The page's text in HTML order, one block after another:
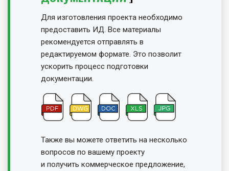
Для изготовления проекта необходимо
предоставить ИД. Все материалы
рекомендуется отправлять в
редактируемом формате. Это позволит
ускорить процесс подготовки
документации.
Также вы можете ответить на несколько
вопросов по вашему проекту
и получить коммерческое предложение,